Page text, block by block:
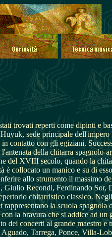
trovati reperti come dipinti e
sede principale
con gli egiziani.
della chitarra
del XVIII secolo, quando la
collocato un manico e su di
allo strumento il massimo
Recondi, Ferdinando Sor,
chitarristico classico.
la scuola spagnola
la bravura che si addice ad
concerti al grande maestro e
Tarrega, Ponce, Villa-